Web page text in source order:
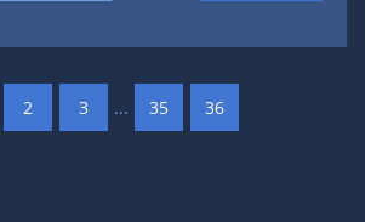
2 3 ... 35 36